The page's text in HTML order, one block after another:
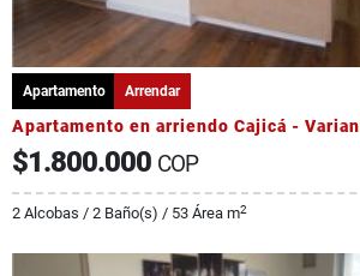
Apartamento Arrendar
Apartamento en arriendo Cajicá -
$1.800.000 COP
2 Alcobas / 2 Baño(s) / 53 Área m2